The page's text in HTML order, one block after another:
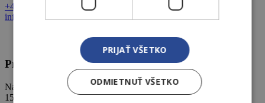
+421 948 029 888
info@amigalgroup.sk
Praha
Na Zlíchově,
152 00 Praha 5 – Hlubočepy
PRIJAŤ VŠETKO
ODMIETNUŤ VŠETKO